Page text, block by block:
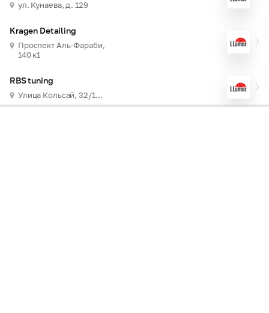
ул. Кунаева, д. 129
Kragen Detailing
Проспект Аль-Фараби,
140 к1
RBS tuning
Улица Кольсай, 32/14 Ерменсай м-н, Бостандыкский район, Алматы 1 этаж